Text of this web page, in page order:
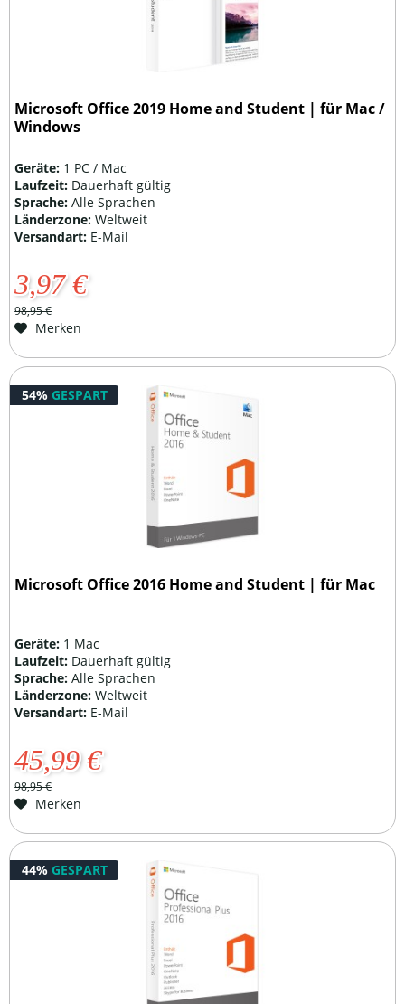
Microsoft Office 2019 Home and Student | für Mac /
Windows
Geräte: 1 PC / Mac
Laufzeit: Dauerhaft gültig
Sprache:Alle Sprachen
Länderzone:Weltweit
Versandart: E-Mail
3,97 €
98,95 €
Merken
54% GESPART
Microsoft Office 2016 Home and Student | für Mac
Geräte: 1 Mac
Laufzeit: Dauerhaft gültig
Sprache:Alle Sprachen
Länderzone:Weltweit
Versandart: E-Mail
45,99 €
98,95 €
Merken
44% GESPART